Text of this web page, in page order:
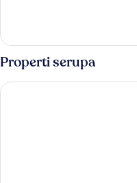
Tropical
Villa
Properti serupa
Peter Pan Resort